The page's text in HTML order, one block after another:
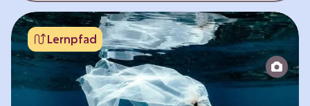
genug Platz und Nahrung, es gibt viele bunte
Korallenriffe, und die Menschen achten auf
die Natur. Jetzt schreibt oder gestaltet ihr
eine Botschaft aus der Zukunft – an die
Menschen von…
Lernpfad